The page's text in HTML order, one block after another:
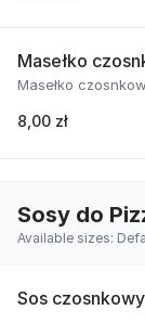
Masełko
Masełko
8,00 zł
Sosy do
Available sizes:
Sos czosnkowy